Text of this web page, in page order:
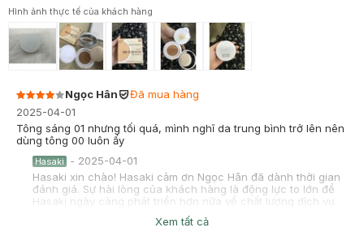
Hình ảnh thực tế của khách hàng
Ngọc Hân
Đã mua hàng
2025-04-01
Tông sáng 01 nhưng tối quá, mình nghĩ da trung bình trở lên nên
dùng tông 00 luôn ấy
Hasaki - 2025-04-01
Hasaki xin chào! Hasaki cảm ơn Ngọc Hân đã dành thời gian
đánh giá. Sự hài lòng của khách hàng là động lực to lớn để
Hasaki ngày càng phát triển hơn nữa về chất lượng dịch vụ.
Cảm ơn bạn đã tin tưởng và mua sắm tại Hasaki!
Xem tất cả